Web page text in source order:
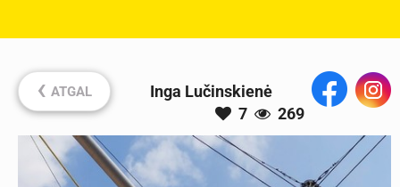
‹ ATGAL
Inga Lučinskienė
7
269